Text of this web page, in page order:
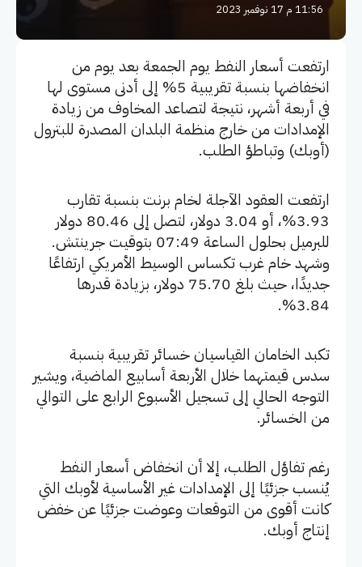
11:56 م 17 نوفمبر 2023
ارتفعت أسعار النفط يوم الجمعة بعد يوم من
انخفاضها بنسبة تقريبية 5% إلى أدنى مستوى لها
في أربعة أشهر، نتيجة لتصاعد المخاوف من زيادة
الإمدادات من خارج منظمة البلدان المصدرة للبترول
(أوبك) وتباطؤ الطلب.
ارتفعت العقود الآجلة لخام برنت بنسبة تقارب
3.93%، أو 3.04 دولار، لتصل إلى 80.46 دولار
للبرميل بحلول الساعة 07:49 بتوقيت جرينتش.
وشهد خام غرب تكساس الوسيط الأمريكي ارتفاعًا
جديدًا، حيث بلغ 75.70 دولار، بزيادة قدرها
3.84%.
تكبد الخامان القياسيان خسائر تقريبية بنسبة
سدس قيمتهما خلال الأربعة أسابيع الماضية، ويشير
التوجه الحالي إلى تسجيل الأسبوع الرابع على التوالي
من الخسائر.
رغم تفاؤل الطلب، إلا أن انخفاض أسعار النفط
يُنسب جزئيًا إلى الإمدادات غير الأساسية لأوبك التي
كانت أقوى من التوقعات وعوضت جزئيًا عن خفض
إنتاج أوبك.